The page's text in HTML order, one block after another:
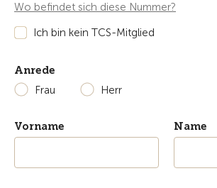
Wo befindet sich diese Nummer?
Ich bin kein TCS-Mitglied
Anrede
Frau
Herr
Vorname Name